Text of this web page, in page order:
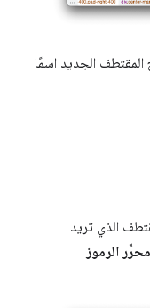
المقتطف الجديد اسمًا
الذي تريد
محرِّر الرموز